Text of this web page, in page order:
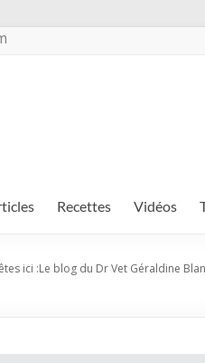
Recettes Vidéos
ici :Le blog du Dr Vet Géraldine